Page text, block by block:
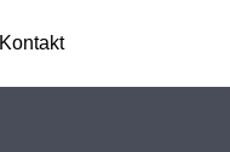
Kontakt